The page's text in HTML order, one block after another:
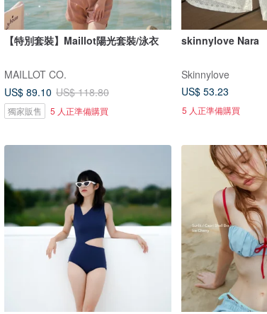
【特別套裝】Maillot陽光套裝/泳衣
MAILLOT CO.
US$ 89.10 US$ 118.80
獨家販售 5 人正準備購買
skinnylove Nara
Skinnylove
US$ 53.23
5 人正準備購買